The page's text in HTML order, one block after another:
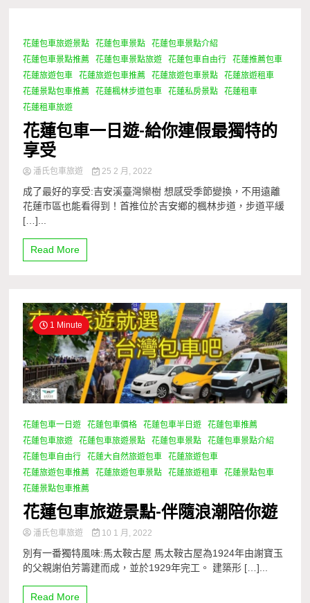
1 Minute
花蓮包車旅遊景點 花蓮包車景點
花蓮包車景點介紹
花蓮包車景點推薦
花蓮包車景點旅遊 花蓮包車自由行
花蓮推薦包車
花蓮旅遊包車
花蓮旅遊包車推薦 花蓮旅遊包車景點
花蓮旅遊租車
花蓮景點包車推薦
花蓮楓林步道包車 花蓮私房景點
花蓮租車
花蓮租車旅遊
花蓮包車一日遊-給你連假最獨特的
享受
潘氏包車旅遊 25 2 月, 2022
成了最好的享受:吉安溪臺灣欒樹 想感受季節變換，不用遠離
花蓮市區也能看得到！首推位於吉安鄉的楓林步道，步道平緩
[…]...
Read More
1 Minute
花蓮包車一日遊 花蓮包車價格 花蓮包車半日遊
花蓮包車推薦
花蓮包車旅遊
花蓮包車旅遊景點 花蓮包車景點
花蓮包車景點介紹
花蓮包車自由行
花蓮大自然旅遊包車
花蓮旅遊包車
花蓮旅遊包車推薦
花蓮旅遊包車景點 花蓮旅遊租車
花蓮景點包車
花蓮景點包車推薦
花蓮包車旅遊景點-伴隨浪潮陪你遊
潘氏包車旅遊 10 1 月, 2022
別有一番獨特風味:馬太鞍古屋 馬太鞍古屋為1924年由謝寶玉
的父親謝伯芳籌建而成，並於1929年完工。 建築形 […]...
Read More